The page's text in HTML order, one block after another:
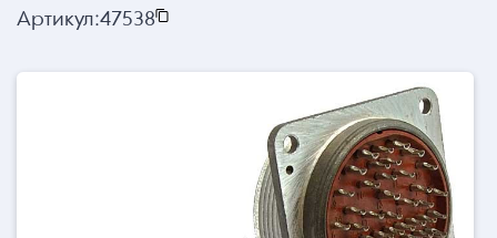
Артикул:47538